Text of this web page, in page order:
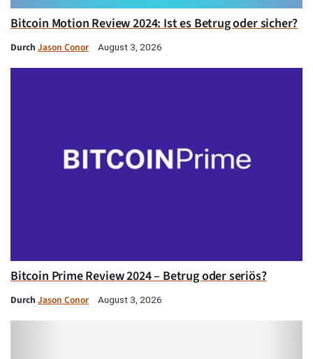
Bitcoin Motion Review 2024: Ist es Betrug oder sicher?
Durch Jason Conor August 3, 2026
Bitcoin Prime Review 2024 – Betrug oder seriös?
Durch Jason Conor August 3, 2026